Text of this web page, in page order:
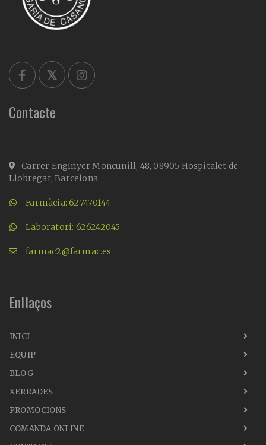
Contacte
Carrer Enginyer Moncunill, 48, 08905 Hospitalet de
Llobregat, Barcelona
Farmàcia: 627470144
Laboratori: 626242045
farmac2@farmac.es
Enllaços
INICI
EQUIP
BLOG
XERRADES
PROMOCIONS
COMANDA ONLINE